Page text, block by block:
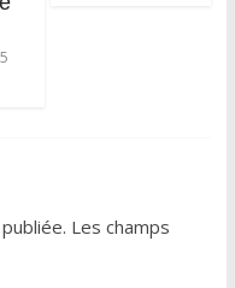
Les champs